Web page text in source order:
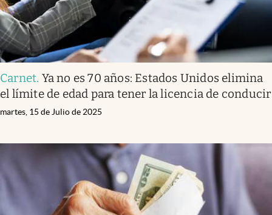
Carnet. Ya no es 70 años: Estados Unidos elimina
el límite de edad para tener la licencia de conducir
martes, 15 de Julio de 2025